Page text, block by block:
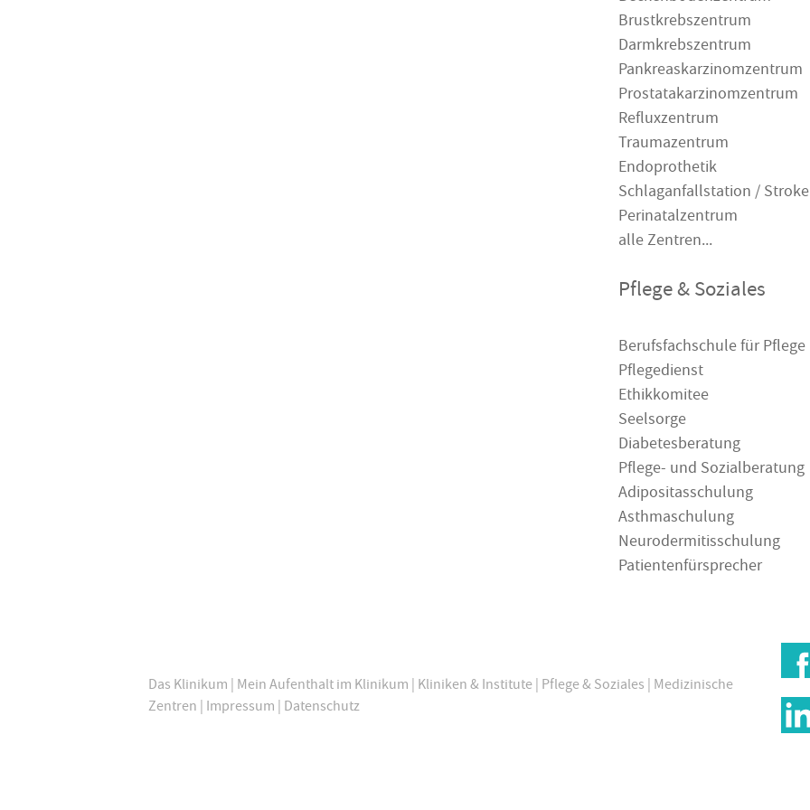
Brustkrebszentrum
Darmkrebszentrum
Pankreaskarzinomzentrum
Prostatakarzinomzentrum
Refluxzentrum
Traumazentrum
Endoprothetik
Schlaganfallstation /
Perinatalzentrum
alle Zentren...
Pflege & Soziales
Berufsfachschule für Pflege
Pflegedienst
Ethikkomitee
Seelsorge
Diabetesberatung
Pflege- und Sozialberatung
Adipositasschulung
Asthmaschulung
Neurodermitisschulung
Patientenfürsprecher
Das Klinikum Mein Aufenthalt im Klinikum Kliniken & Institute Pflege & Soziales Medizinische
Zentren Impressum Datenschutz